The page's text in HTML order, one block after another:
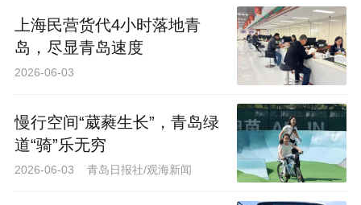
上海民营货代4小时落地青
岛，尽显青岛速度
2026-06-03
慢行空间“葳蕤生长”，青岛绿
道“骑”乐无穷
2026-06-03 青岛日报社/观海新闻